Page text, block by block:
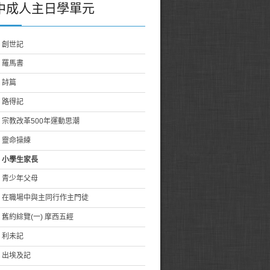
成人主日學單元
創世記
羅馬書
詩篇
路得記
宗教改革500年運動思潮
靈命操練
小學生家長
青少年父母
在職場中與主同行作主門徒
舊約綜覽(一) 摩西五經
利未記
出埃及記